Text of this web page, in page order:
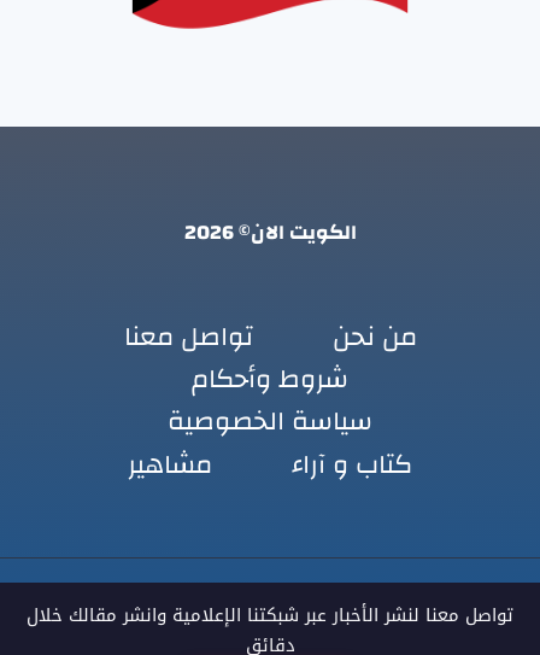
الكويت الان© 2026
من نحن
تواصل معنا
شروط وأحكام
سياسة الخصوصية
كتاب و آراء
مشاهير
تواصل معنا لنشر الأخبار عبر شبكتنا الإعلامية وانشر مقالك خلال
دقائق